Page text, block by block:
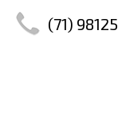
(71)